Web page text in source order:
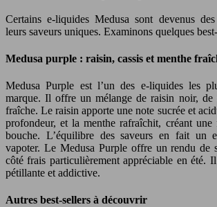
Certains e-liquides Medusa sont devenus
leurs saveurs uniques. Examinons quelques
Medusa purple : raisin, cassis et menthe
Medusa Purple est l’un des e-liquides les
marque. Il offre un mélange de raisin noir, de
fraîche. Le raisin apporte une note sucrée et
profondeur, et la menthe rafraîchit, créant une
bouche. L’équilibre des saveurs en fait un
vapoter. Le Medusa Purple offre un rendu de
côté frais particulièrement appréciable en été. Il
pétillante et addictive.
Autres best-sellers à découvrir